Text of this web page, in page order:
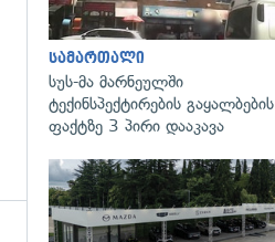
სამართალი
სუს-მა მარნეულში
ტექინსპექტირების გაყალბების
ფაქტზე 3 პირი დააკავა